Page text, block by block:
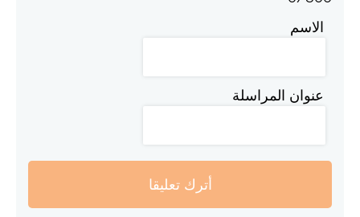
الاسم
عنوان المراسلة
أترك تعليقا